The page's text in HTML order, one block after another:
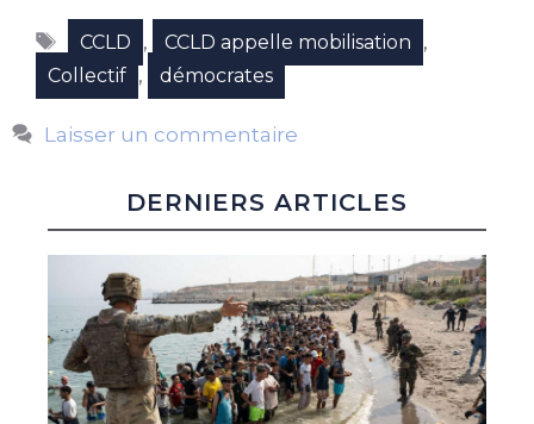
Étiquettes
CCLD , CCLD appelle mobilisation ,
Collectif , démocrates
Laisser un commentaire
DERNIERS ARTICLES